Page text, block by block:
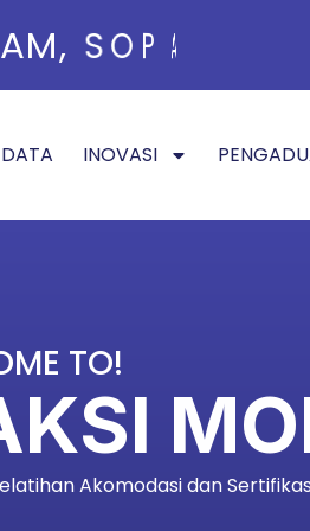
.....!! !
AM, SO P A
INOVASI
TO!
AKSI
Akomodasi dan